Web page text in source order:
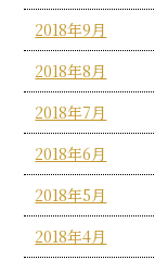
2018年9月
2018年8月
2018年7月
2018年6月
2018年5月
2018年4月